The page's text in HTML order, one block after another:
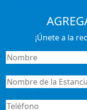
¡Únete a la